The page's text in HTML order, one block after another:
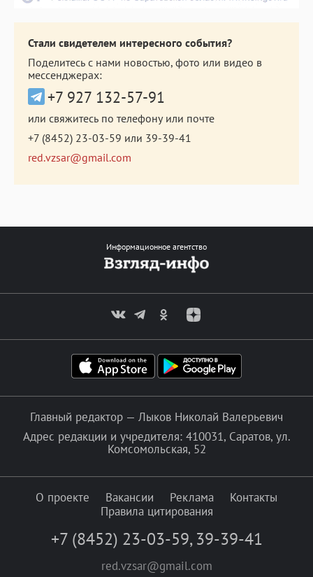
Стали свидетелем интересного события?
Поделитесь с нами новостью, фото или видео в
мессенджерах:
+7 927 132-57-91
или свяжитесь по телефону или почте
+7 (8452) 23-03-59 или 39-39-41
red.vzsar@gmail.com
Информационное агентство
Главный редактор — Лыков Николай Валерьевич
Адрес редакции и учредителя: 410031, Саратов, ул.
Комсомольская, 52
О проекте Вакансии Реклама
Контакты
Правила цитирования
+7 (8452) 23-03-59, 39-39-41
red.vzsar@gmail.com